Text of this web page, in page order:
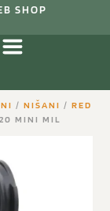
SHOP
/ NIŠANI / RED
MINI MIL